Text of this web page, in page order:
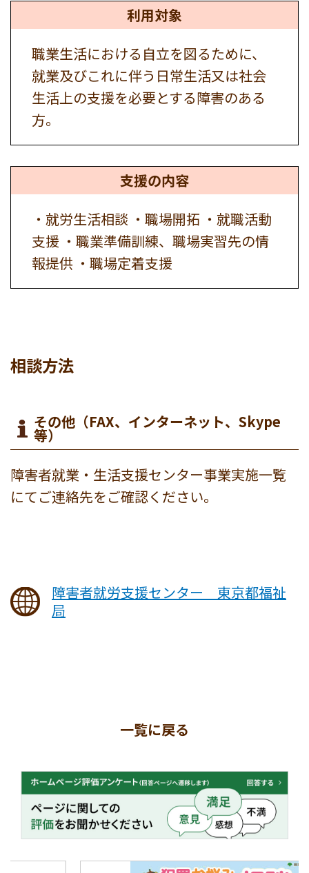
利用対象
職業生活における自立を図るために、
就業及びこれに伴う日常生活又は社会
生活上の支援を必要とする障害のある
方。
支援の内容
・就労生活相談 ・職場開拓 ・就職活動
支援 ・職業準備訓練、職場実習先の情
報提供 ・職場定着支援
相談方法
その他（FAX、インターネット、Skype
等）
障害者就業・生活支援センター事業実施一覧
にてご連絡先をご確認ください。
障害者就労支援センター 東京都福祉
局
一覧に戻る